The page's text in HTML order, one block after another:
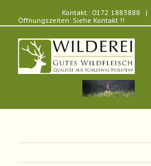
Kontakt.: 0172 1883888
Öffnungszeiten: Siehe Kontakt !!
|